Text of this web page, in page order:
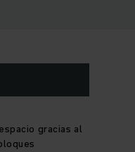
gracias al